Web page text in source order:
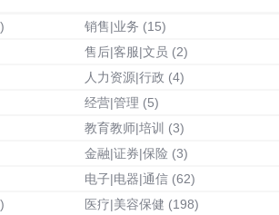
销售|业务 (15)
售后|客服|文员 (2)
人力资源|行政 (4)
经营|管理 (5)
教育教师|培训 (3)
金融|证券|保险 (3)
电子|电器|通信 (62)
医疗|美容保健 (198)